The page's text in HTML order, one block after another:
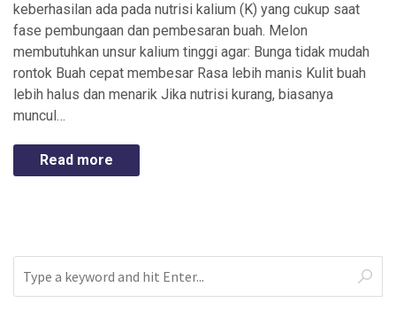
keberhasilan ada pada nutrisi kalium (K) yang cukup saat
fase pembungaan dan pembesaran buah. Melon
membutuhkan unsur kalium tinggi agar: Bunga tidak mudah
rontok Buah cepat membesar Rasa lebih manis Kulit buah
lebih halus dan menarik Jika nutrisi kurang, biasanya
muncul…
Read more